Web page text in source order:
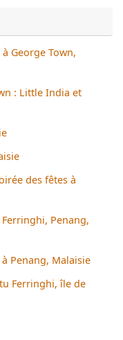
George Town,
: Little India et
des fêtes à
Penang,
Penang, Malaisie
Ferringhi, île de